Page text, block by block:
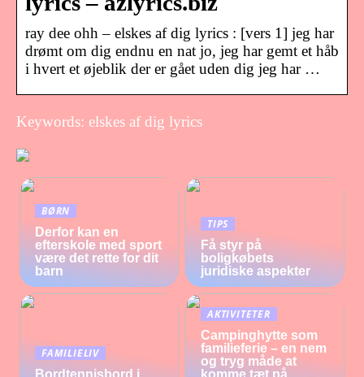
ray dee ohh – elskes af dig lyrics : [vers 1] jeg har
drømt om dig endnu en nat jo, jeg har gemt et håb
i hvert et øjeblik der er gået uden dig jeg har …
Keywords: elskes af dig lyrics
BØRN
Derfor kan en
efterskole med sport
være det rette for dit
barn
TIPS
Få styr på
boligkøbets
juridiske aspekter
FAMILIELIV
AKTIVITETER
Campinghytte som
familieferie – en nem
og tryg måde at